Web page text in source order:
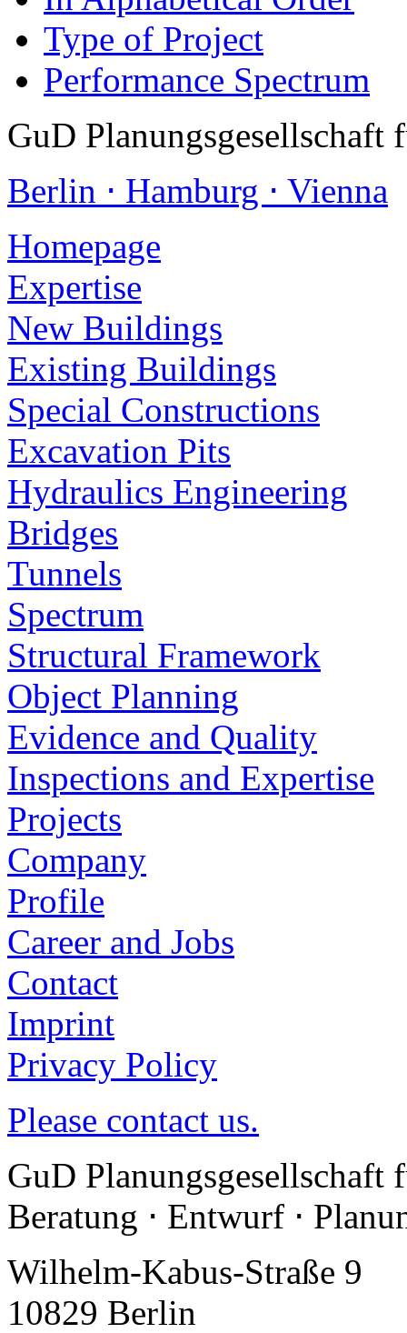
Type of Project
Performance Spectrum
GuD Planungsgesellschaft
Berlin ⋅ Hamburg ⋅ Vienna
Homepage
Expertise
New Buildings
Existing Buildings
Special Constructions
Excavation Pits
Hydraulics Engineering
Bridges
Tunnels
Spectrum
Structural Framework
Object Planning
Evidence and Quality
Inspections and Expertise
Projects
Company
Profile
Career and Jobs
Contact
Imprint
Privacy Policy
Please contact us.
GuD Planungsgesellschaft
Beratung ⋅ Entwurf ⋅
Wilhelm-Kabus-Straße 9
10829 Berlin